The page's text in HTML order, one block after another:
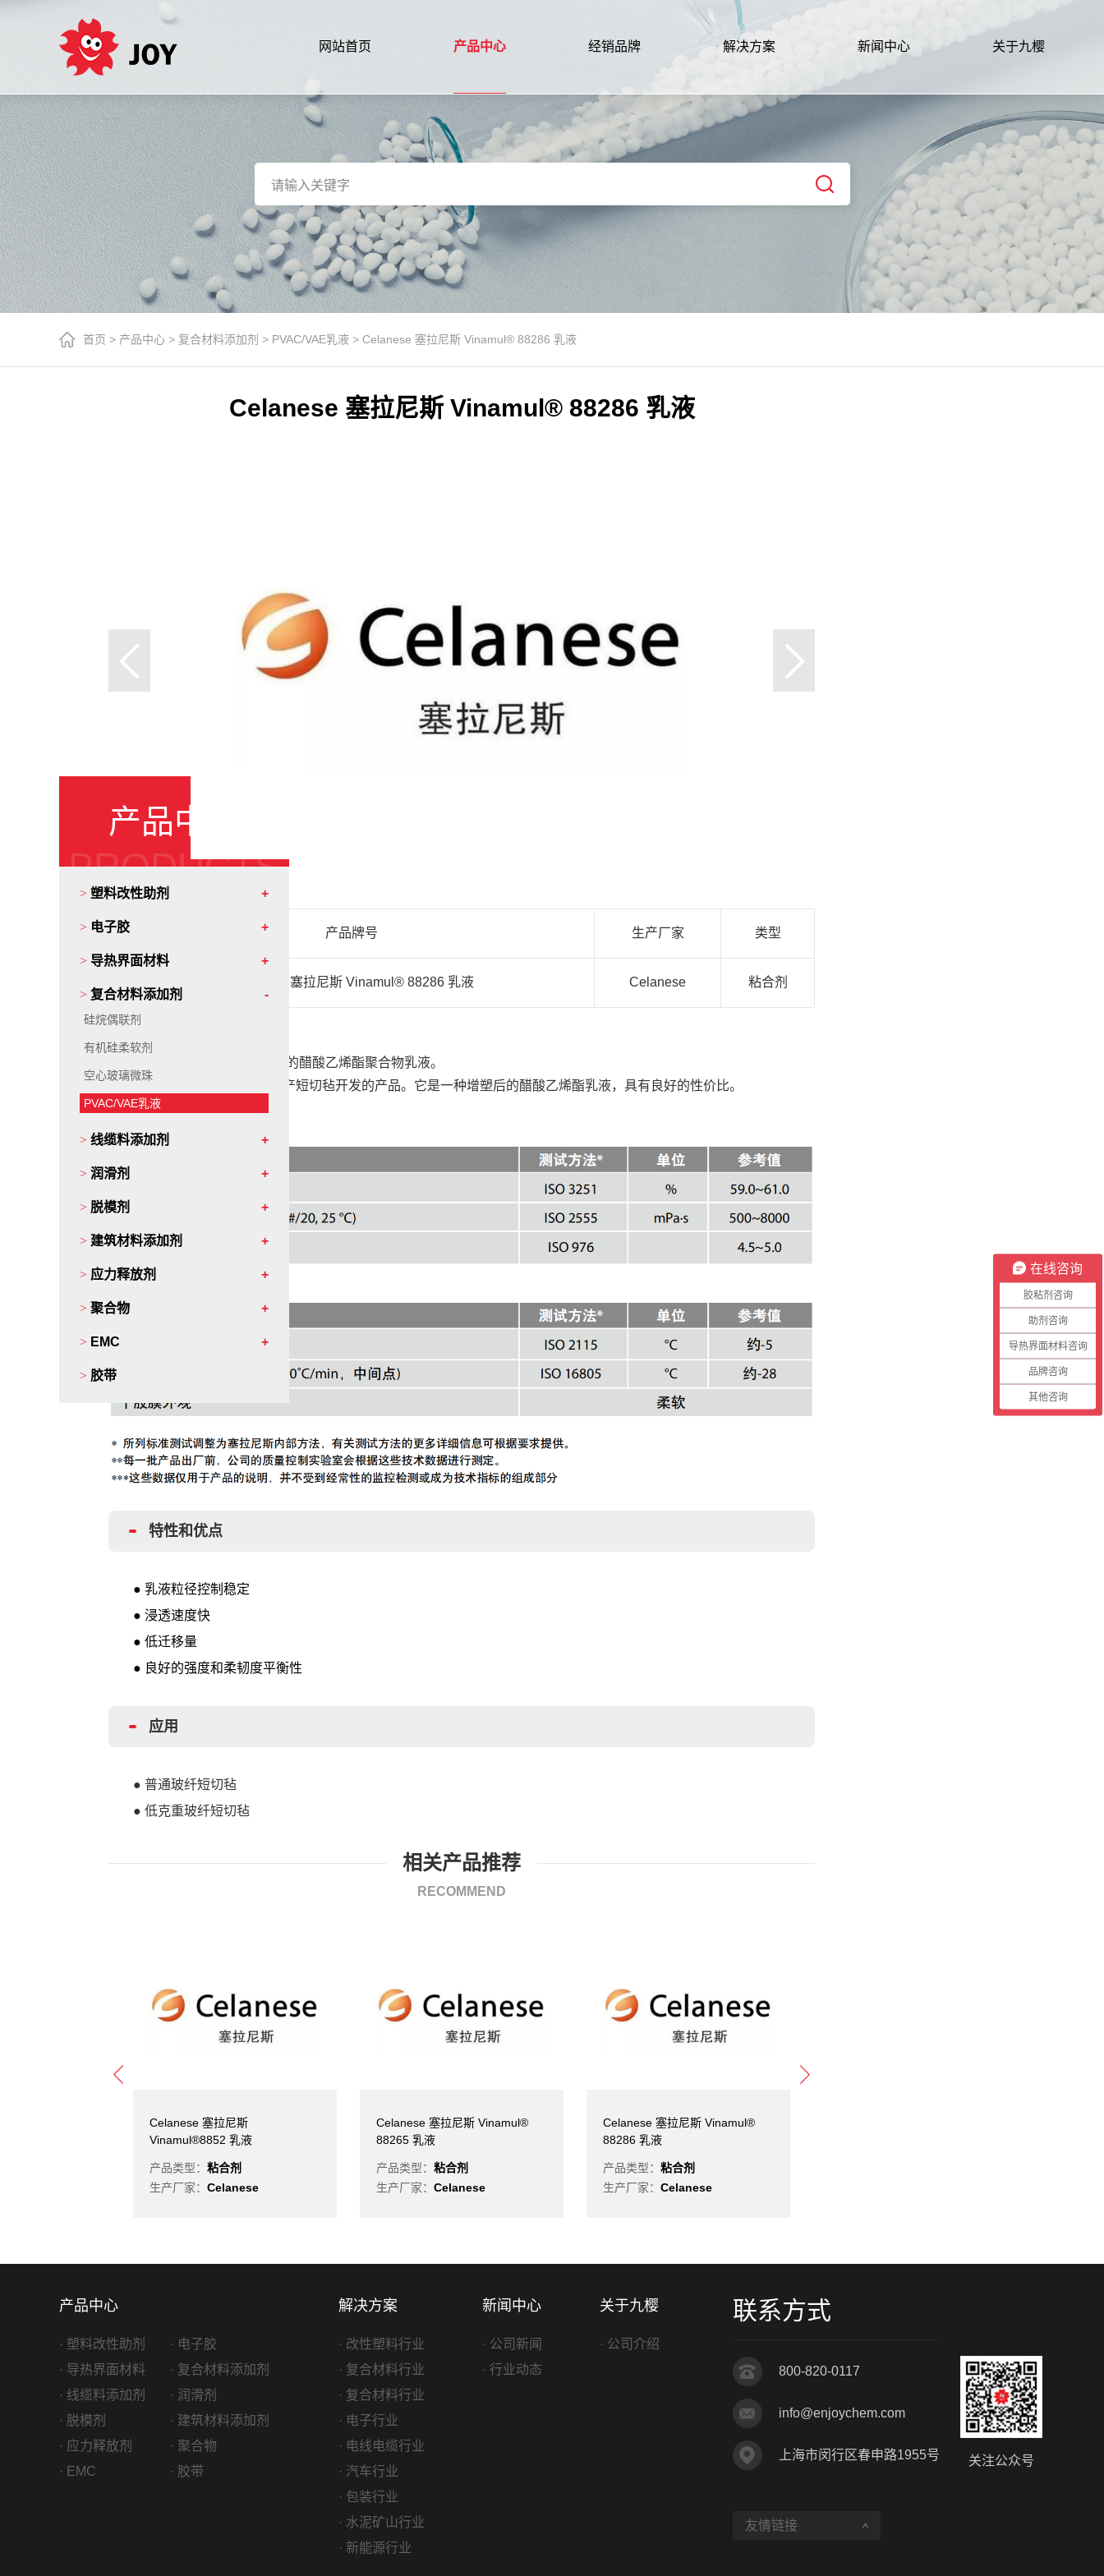
网站首页 产品中心 经销品牌 解决方案 新闻中心 关于九樱
首页 > 产品中心 > 复合材料添加剂 > PVAC/VAE乳液 > Celanese 塞拉尼斯 Vinamul® 88286 乳液
产品中心
PRODUCTS
> 塑料改性助剂
> 电子胶
> 导热界面材料
> 复合材料添加剂
硅烷偶联剂
有机硅柔软剂
空心玻璃微珠
PVAC/VAE乳液
> 线缆料添加剂
> 润滑剂
> 脱模剂
> 建筑材料添加剂
> 应力释放剂
> 聚合物
> EMC
> 胶带
Celanese 塞拉尼斯 Vinamul® 88286 乳液
产品牌号 生产厂家 类型
Celanese 塞拉尼斯 Vinamul® 88286 乳液 Celanese 粘合剂
Vinamul® 88286是一种增塑后的醋酸乙烯酯聚合物乳液。
Vinamul®88286是一种用于生产短切毡开发的产品。它是一种增塑后的醋酸乙烯酯乳液，具有良好的性价比。
稳定体系
聚乙烯醇和表面活性剂
特性和优点
● 乳液粒径控制稳定
● 浸透速度快
● 低迁移量
● 良好的强度和柔韧度平衡性
应用
● 普通玻纤短切毡
● 低克重玻纤短切毡
相关产品推荐
RECOMMEND
Celanese 塞拉尼斯
Vinamul®8852 乳液
产品类型： 粘合剂
生产厂家： Celanese
Celanese 塞拉尼斯 Vinamul®
88265 乳液
产品类型： 粘合剂
生产厂家： Celanese
Celanese 塞拉尼斯 Vinamul®
88286 乳液
产品类型： 粘合剂
生产厂家： Celanese
产品中心
· 塑料改性助剂
· 电子胶
· 导热界面材料
· 复合材料添加剂
· 线缆料添加剂
· 润滑剂
· 脱模剂
· 建筑材料添加剂
· 应力释放剂
· 聚合物
· EMC
· 胶带
解决方案
· 改性塑料行业
· 复合材料行业
· 复合材料行业
· 电子行业
· 电线电缆行业
· 汽车行业
· 包装行业
· 水泥矿山行业
· 新能源行业
新闻中心
· 公司新闻
· 行业动态
关于九樱
· 公司介绍
联系方式
800-820-0117
info@enjoychem.com
上海市闵行区春申路1955号 关注公众号
友情链接
在线咨询
胶粘剂咨询
助剂咨询
导热界面材料咨询
品牌咨询
其他咨询